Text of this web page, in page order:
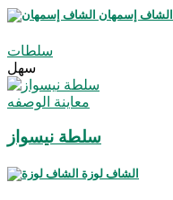
الشاف إسمهان
سلطات
سهل
معاينة الوصفه
سلطة نيسواز
الشاف لوزة